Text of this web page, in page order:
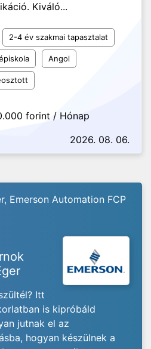
Kiváló...
2-4 év szakmai tapasztalat
Angol
forint / Hónap
2026. 08. 06.
Emerson Automation FCP
Itt
is kipróbáld
jutnak el az
hogyan készülnek a